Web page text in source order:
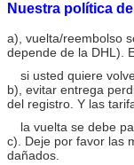
Nuestra política
a), vuelta/reembolso
depende de la DHL).
si usted quiere
b), evitar entrega
del registro. Y las
la vuelta se debe
c). Deje por favor las
dañados.